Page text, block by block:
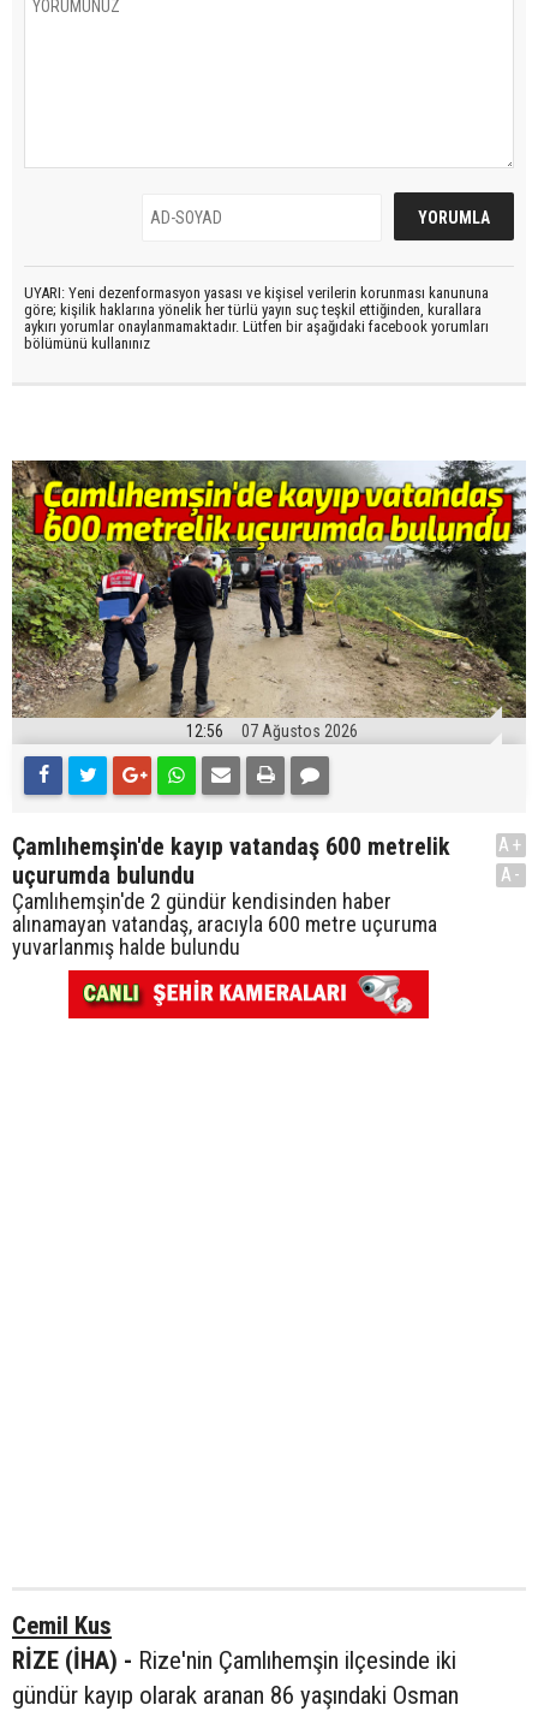
UYARI: Yeni dezenformasyon yasası ve kişisel verilerin korunması kanununa
göre; kişilik haklarına yönelik her türlü yayın suç teşkil ettiğinden, kurallara
aykırı yorumlar onaylanmamaktadır. Lütfen bir aşağıdaki facebook yorumları
bölümünü kullanınız
12:56 07 Ağustos 2026
Çamlıhemşin'de kayıp vatandaş 600 metrelik
uçurumda bulundu
Çamlıhemşin'de 2 gündür kendisinden haber
alınamayan vatandaş, aracıyla 600 metre uçuruma
yuvarlanmış halde bulundu
A+
A-
Cemil Kus
RİZE (İHA) - Rize'nin Çamlıhemşin ilçesinde iki
gündür kayıp olarak aranan 86 yaşındaki Osman